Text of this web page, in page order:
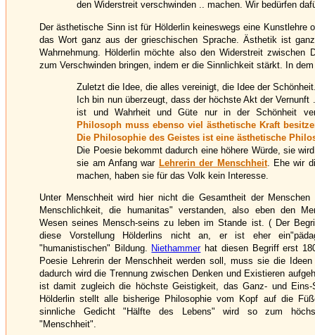
den Widerstreit verschwinden .. machen. Wir bedürfen
Der ästhetische Sinn ist für Hölderlin keineswegs eine Kunstlehre
das Wort ganz aus der grieschischen Sprache. Ästhetik ist
Wahrnehmung. Hölderlin möchte also den Widerstreit zwischen
zum Verschwinden bringen, indem er die Sinnlichkeit stärkt. In
Zuletzt die Idee, die alles vereinigt, die Idee der
Ich bin nun überzeugt, dass der höchste Akt der
ist und Wahrheit und Güte nur in der Schönheit
Philosoph muss ebenso viel ästhetische Kraft
Die Philosophie des Geistes ist eine ästhetische
Die Poesie bekommt dadurch eine höhere Würde, sie
sie am Anfang war Lehrerin der Menschheit. Ehe wir
machen, haben sie für das Volk kein Interesse.
Unter Menschheit wird hier nicht die Gesamtheit der
Menschlichkeit, die humanitas" verstanden, also eben den
Wesen seines Mensch-seins zu leben im Stande ist. ( Der
diese Vorstellung Hölderlins nicht an, er ist eher
"humanistischen" Bildung. Niethammerhat diesen Begriff erst
Poesie Lehrerin der Menschheit werden soll, muss sie die
dadurch wird die Trennung zwischen Denken und Existieren
ist damit zugleich die höchste Geistigkeit, das Ganz- und Eins-
Hölderlin stellt alle bisherige Philosophie vom Kopf auf die
sinnliche Gedicht "Hälfte des Lebens" wird so zum
"Menschheit".